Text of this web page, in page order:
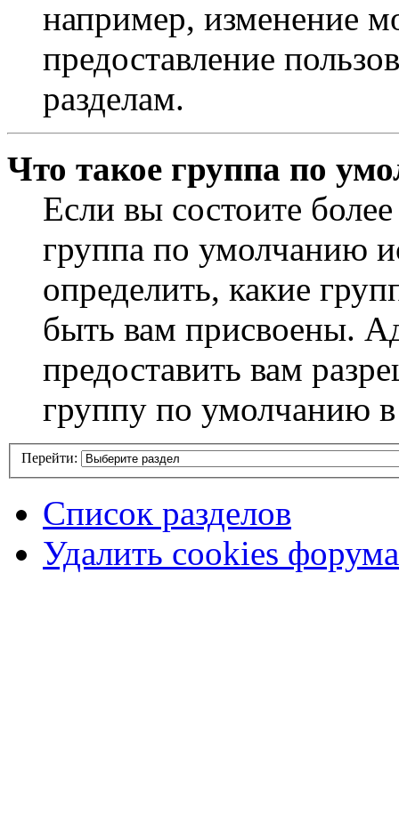
например, изменение
предоставление
разделам.
Что такое группа по
Если вы состоите
группа по умолчанию
определить, какие
быть вам присвоены.
предоставить вам
группу по умолчанию
Перейти:
Список разделов
Удалить cookies форума